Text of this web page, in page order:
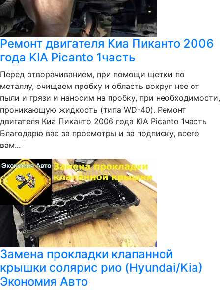
Ремонт двигателя Киа Пиканто 2006
года KIA Picanto 1часть
Перед отворачиванием, при помощи щетки по
металлу, очищаем пробку и область вокруг нее от
пыли и грязи и наносим на пробку, при необходимости,
проникающую жидкость (типа WD-40). Ремонт
двигателя Киа Пиканто 2006 года KIA Picanto 1часть
Благодарю вас за просмотры и за подписку, всего
вам...
Замена прокладки клапанной
крышки солярис рио (Hyundai/Kia)
Экономия Авто